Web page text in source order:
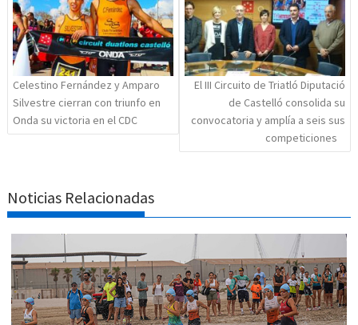
Celestino Fernández y Amparo
Silvestre cierran con triunfo en
Onda su victoria en el CDC
El III Circuito de Triatló Diputació
de Castelló consolida su
convocatoria y amplía a seis sus
competiciones
Noticias Relacionadas